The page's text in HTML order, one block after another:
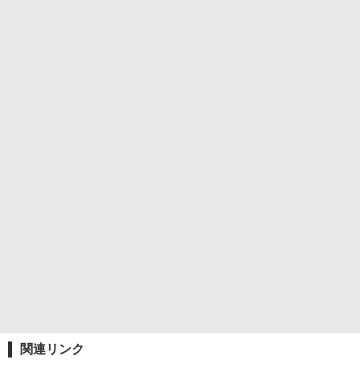
関連リンク